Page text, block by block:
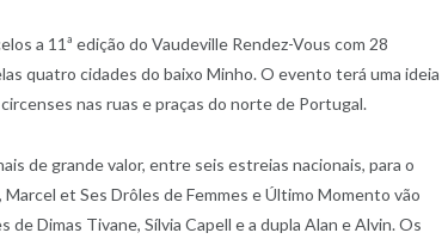
a 11ª edição do Vaudeville Rendez-Vous com 28
quatro cidades do baixo Minho. O evento terá uma ideia
nas ruas e praças do norte de Portugal.
de grande valor, entre seis estreias nacionais, para o
et Ses Drôles de Femmes e Último Momento vão
Dimas Tivane, Sílvia Capell e a dupla Alan e Alvin. Os